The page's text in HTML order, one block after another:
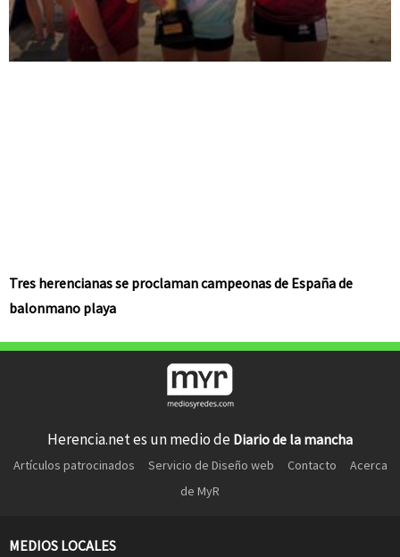
Tres herencianas se proclaman campeonas de España de
balonmano playa
Herencia.net es un medio de Diario de la mancha
Artículos patrocinados Servicio de Diseño web Contacto
Acerca
de MyR
MEDIOS LOCALES